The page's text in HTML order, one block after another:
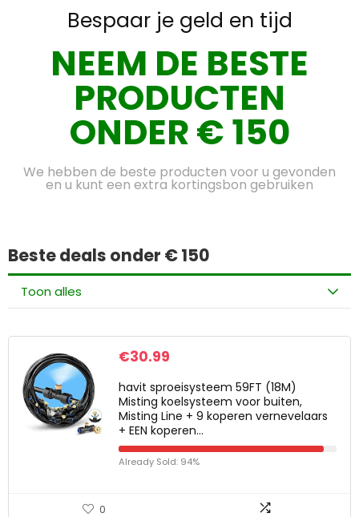
Bespaar je geld en tijd
NEEM DE BESTE
PRODUCTEN
ONDER € 150
We hebben de beste producten voor u gevonden
en u kunt een extra kortingsbon gebruiken
Beste deals onder € 150
Toon alles
€30.99
havit sproeisysteem 59FT (18M)
Misting koelsysteem voor buiten,
Misting Line + 9 koperen vernevelaars
+ EEN koperen…
Already Sold: 94%
0